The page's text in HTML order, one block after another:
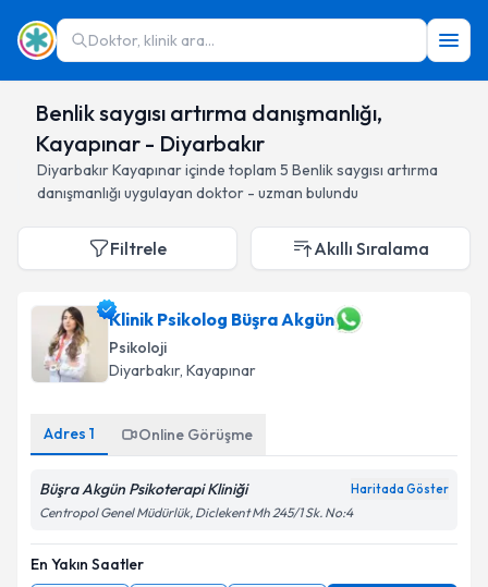
Doktor, klinik ara...
Benlik saygısı artırma danışmanlığı,
Kayapınar - Diyarbakır
DiyarbakırKayapınariçinde toplam 5 Benlik saygısı artırma
danışmanlığı uygulayan doktor - uzman bulundu
Filtrele Akıllı Sıralama
Klinik Psikolog Büşra Akgün
Psikoloji
Diyarbakır, Kayapınar
Adres 1 Online Görüşme
Büşra Akgün Psikoterapi Kliniği Haritada Göster
Centropol Genel Müdürlük, Diclekent Mh 245/1 Sk. No:4
En Yakın Saatler